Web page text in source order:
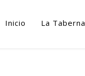
Inicio La Taberna